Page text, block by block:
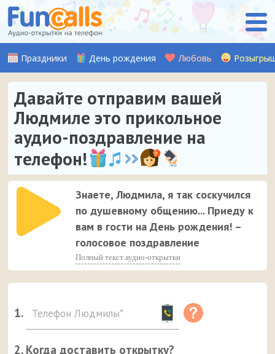
Праздники День рождения Любовь
Давайте отправим вашей
Людмиле это прикольное
аудио-поздравление на
телефон!
Знаете, Людмила, я так соскучился
по душевному общению... Приеду к
вам в гости на День рождения! –
голосовое поздравление
Полный текст аудио-открытки
1.
2. Когда доставить открытку?